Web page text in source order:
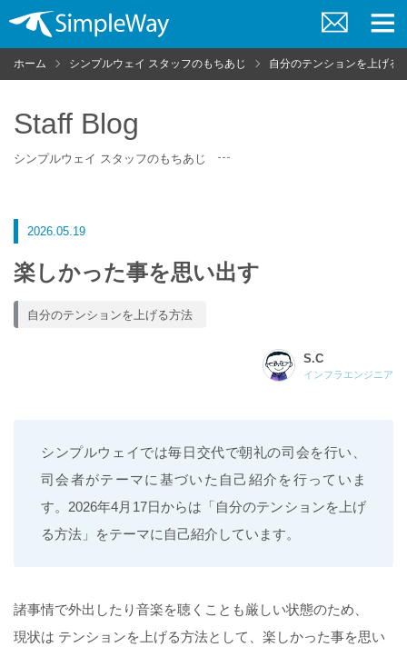
問
い
ニ
ュ
ホーム シンプルウェイ スタッフのもちあじ 自分のテンションを上げる
Staff Blog
シンプルウェイ スタッフのもちあじ
2026.05.19
楽しかった事を思い出す
自分のテンションを上げる方法
S.C
インフラエンジニア
シンプルウェイでは毎日交代で朝礼の司会を行い、
司会者がテーマに基づいた自己紹介を行っていま
す。2026年4月17日からは「自分のテンションを上げ
る方法」をテーマに自己紹介しています。
諸事情で外出したり音楽を聴くことも厳しい状態のため、
現状は テンションを上げる方法として、楽しかった事を思い